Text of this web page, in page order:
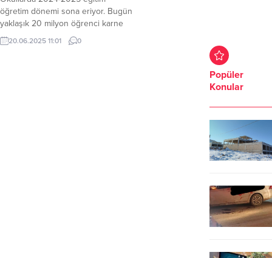
öğretim dönemi sona eriyor. Bugün
yaklaşık 20 milyon öğrenci karne
alacak. Yaz tatili başlıyor. 2024-
2025 eğitim öğretim yılı bugün
20.06.2025 11:01 0
Popüler
Konular